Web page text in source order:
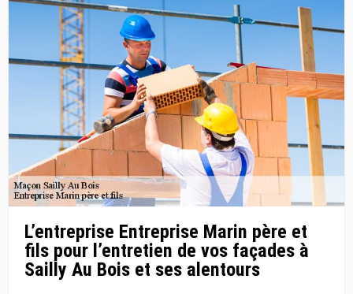
L’entreprise Entreprise Marin père et
fils pour l’entretien de vos façades à
Sailly Au Bois et ses alentours